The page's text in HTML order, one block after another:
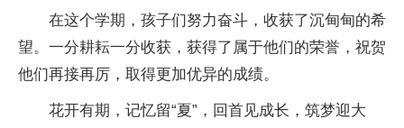
在这个学期，孩子们努力奋斗，收获了沉甸甸的希
望。一分耕耘一分收获，获得了属于他们的荣誉，祝贺
他们再接再厉，取得更加优异的成绩。
花开有期，记忆留“夏”，回首见成长，筑梦迎大